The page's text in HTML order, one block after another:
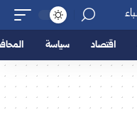
اقتصاد سياسة